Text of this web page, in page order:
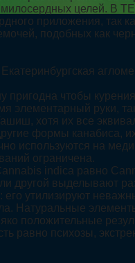
милосердных целей. В
приложения, так
подобных как
пригодна чтобы
элементарный руки,
хотя их все
формы канабиса,
используются на
ограничена.
indica равно
другой выделывают
утилизируют
Натуральные
положительные
равно психозы,